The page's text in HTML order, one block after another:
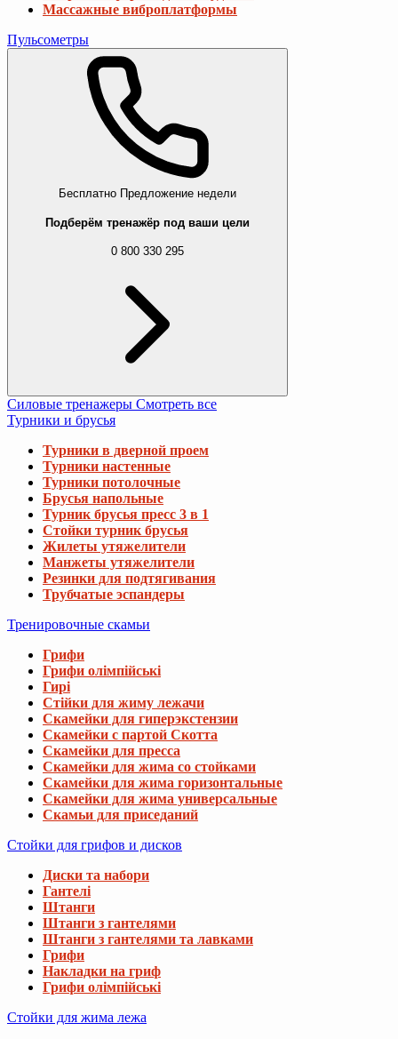
Массажные виброплатформы
Пульсометры
Бесплатно Предложение недели
Подберём тренажёр под ваши цели
0 800 330 295
Силовые тренажеры Смотреть все
Турники и брусья
Турники в дверной проем
Турники настенные
Турники потолочные
Брусья напольные
Турник брусья пресс 3 в 1
Стойки турник брусья
Жилеты утяжелители
Манжеты утяжелители
Резинки для подтягивания
Трубчатые эспандеры
Тренировочные скамьи
Грифи
Грифи олімпійські
Гирі
Стійки для жиму лежачи
Скамейки для гиперэкстензии
Скамейки с партой Скотта
Скамейки для пресса
Скамейки для жима со стойками
Скамейки для жима горизонтальные
Скамейки для жима универсальные
Скамьи для приседаний
Стойки для грифов и дисков
Диски та набори
Гантелі
Штанги
Штанги з гантелями
Штанги з гантелями та лавками
Грифи
Накладки на гриф
Грифи олімпійські
Стойки для жима лежа